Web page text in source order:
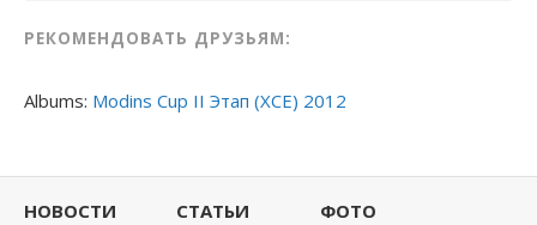
РЕКОМЕНДОВАТЬ ДРУЗЬЯМ:
Albums: Modins Cup II Этап (XCE) 2012
НОВОСТИ
СТАТЬИ
ФОТО